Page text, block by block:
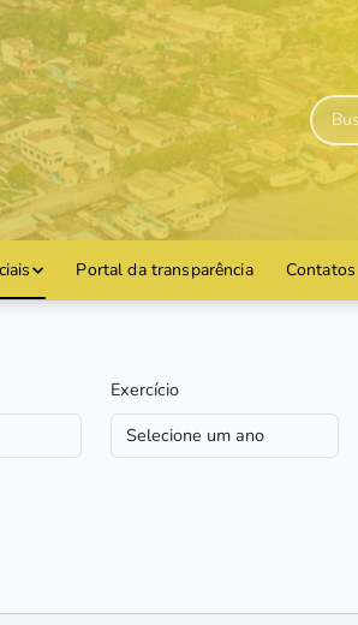
Portal da transparência Contatos
Exercício